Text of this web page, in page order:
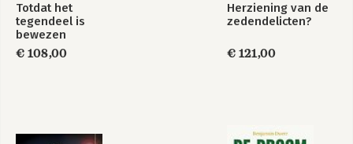
Totdat het
tegendeel is
bewezen
€ 108,00
Herziening van de
zedendelicten?
€ 121,00